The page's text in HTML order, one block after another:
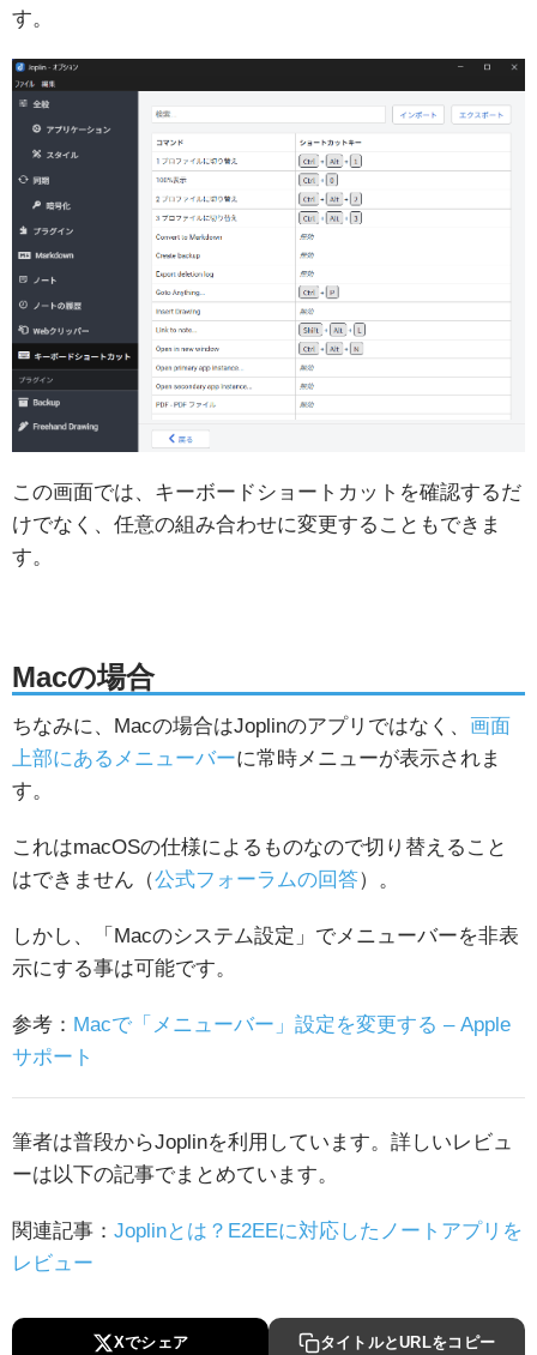
す。
この画面では、キーボードショートカットを確認するだ
けでなく、任意の組み合わせに変更することもできま
す。
Macの場合
ちなみに、Macの場合はJoplinのアプリではなく、 画面
上部にあるメニューバーに常時メニューが表示されま
す。
これはmacOSの仕様によるものなので切り替えること
はできません（公式フォーラムの回答）。
しかし、「Macのシステム設定」でメニューバーを非表
示にする事は可能です。
参考： Macで「メニューバー」設定を変更する – Apple
サポート
筆者は普段からJoplinを利用しています。詳しいレビュ
ーは以下の記事でまとめています。
関連記事： Joplinとは？E2EEに対応したノートアプリを
レビュー
Xでシェア タイトルとURLをコピー